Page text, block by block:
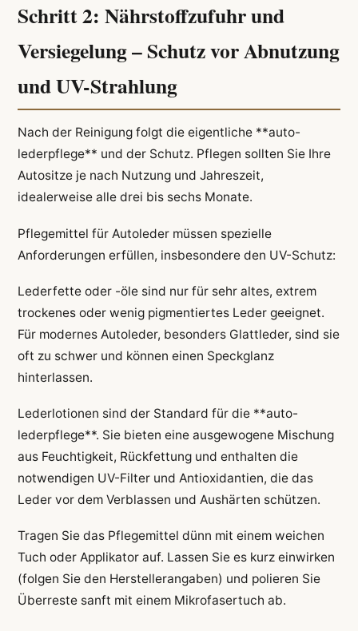
Schritt 2: Nährstoffzufuhr und
Versiegelung – Schutz vor Abnutzung
und UV-Strahlung
Nach der Reinigung folgt die eigentliche **auto-
lederpflege** und der Schutz. Pflegen sollten Sie Ihre
Autositze je nach Nutzung und Jahreszeit,
idealerweise alle drei bis sechs Monate.
Pflegemittel für Autoleder müssen spezielle
Anforderungen erfüllen, insbesondere den UV-Schutz:
Lederfette oder -öle sind nur für sehr altes, extrem
trockenes oder wenig pigmentiertes Leder geeignet.
Für modernes Autoleder, besonders Glattleder, sind sie
oft zu schwer und können einen Speckglanz
hinterlassen.
Lederlotionen sind der Standard für die **auto-
lederpflege**. Sie bieten eine ausgewogene Mischung
aus Feuchtigkeit, Rückfettung und enthalten die
notwendigen UV-Filter und Antioxidantien, die das
Leder vor dem Verblassen und Aushärten schützen.
Tragen Sie das Pflegemittel dünn mit einem weichen
Tuch oder Applikator auf. Lassen Sie es kurz einwirken
(folgen Sie den Herstellerangaben) und polieren Sie
Überreste sanft mit einem Mikrofasertuch ab.